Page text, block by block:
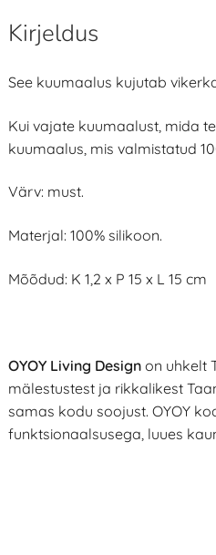
Kirjeldus
See kuumaalus kujutab
Kui vajate kuumaalust, mida
kuumaalus, mis valmistatud
Värv: must.
Materjal: 100% silikoon.
Mõõdud: K 1,2 x P 15 x L 15 cm
OYOY Living Design on uhkelt
mälestustest ja rikkalikest
samas kodu soojust. OYOY
funktsionaalsusega, luues